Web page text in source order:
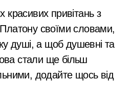
привітань з
своїми словами,
душі, а щоб душевні та
стали ще більш
додайте щось від